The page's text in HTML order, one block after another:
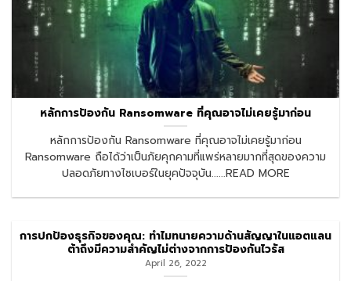
หลักการป้องกัน Ransomware ที่คุณอาจไม่เคยรู้มาก่อน
หลักการป้องกัน Ransomware ที่คุณอาจไม่เคยรู้มาก่อน
Ransomware ถือได้ว่าเป็นภัยคุกคามที่แพร่หลายมากที่สุดของความ
ปลอดภัยทางไซเบอร์ในยุคปัจจุบัน......READ MORE
การปกป้องธุรกิจของคุณ: ทำไมทนายความด้านสัญญาในแอตแลน
ต้าถึงมีความสำคัญไม่ต่างจากการป้องกันไวรัส
April 26, 2022